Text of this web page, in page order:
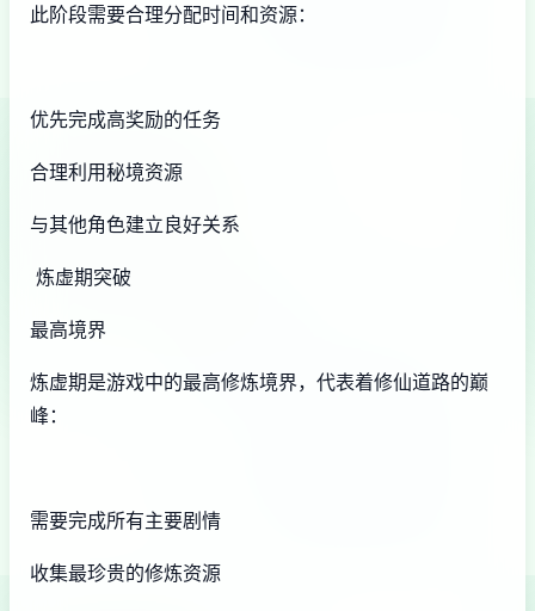
此阶段需要合理分配时间和资源：
优先完成高奖励的任务
合理利用秘境资源
与其他角色建立良好关系
炼虚期突破
最高境界
炼虚期是游戏中的最高修炼境界，代表着修仙道路的巅
峰：
需要完成所有主要剧情
收集最珍贵的修炼资源